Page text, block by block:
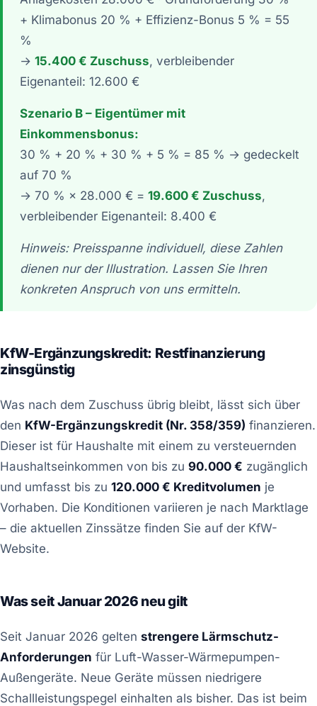
+ Klimabonus 20 % + Effizienz-Bonus 5 % = 55
%
→ 15.400 € Zuschuss, verbleibender
Eigenanteil: 12.600 €
Szenario B – Eigentümer mit
Einkommensbonus:
30 % + 20 % + 30 % + 5 % = 85 % → gedeckelt
auf 70 %
→ 70 % × 28.000 € = 19.600 € Zuschuss,
verbleibender Eigenanteil: 8.400 €
Hinweis: Preisspanne individuell, diese Zahlen
dienen nur der Illustration. Lassen Sie Ihren
konkreten Anspruch von uns ermitteln.
KfW-Ergänzungskredit: Restfinanzierung
zinsgünstig
Was nach dem Zuschuss übrig bleibt, lässt sich über
den KfW-Ergänzungskredit (Nr. 358/359) finanzieren.
Dieser ist für Haushalte mit einem zu versteuernden
Haushaltseinkommen von bis zu 90.000 € zugänglich
und umfasst bis zu 120.000 € Kreditvolumen je
Vorhaben. Die Konditionen variieren je nach Marktlage
– die aktuellen Zinssätze finden Sie auf der KfW-
Website.
Was seit Januar 2026 neu gilt
Seit Januar 2026 gelten strengere Lärmschutz-
Anforderungen für Luft-Wasser-Wärmepumpen-
Außengeräte. Neue Geräte müssen niedrigere
Schallleistungspegel einhalten als bisher. Das ist beim